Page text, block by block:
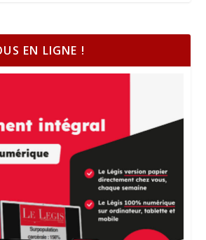
EN LIGNE !